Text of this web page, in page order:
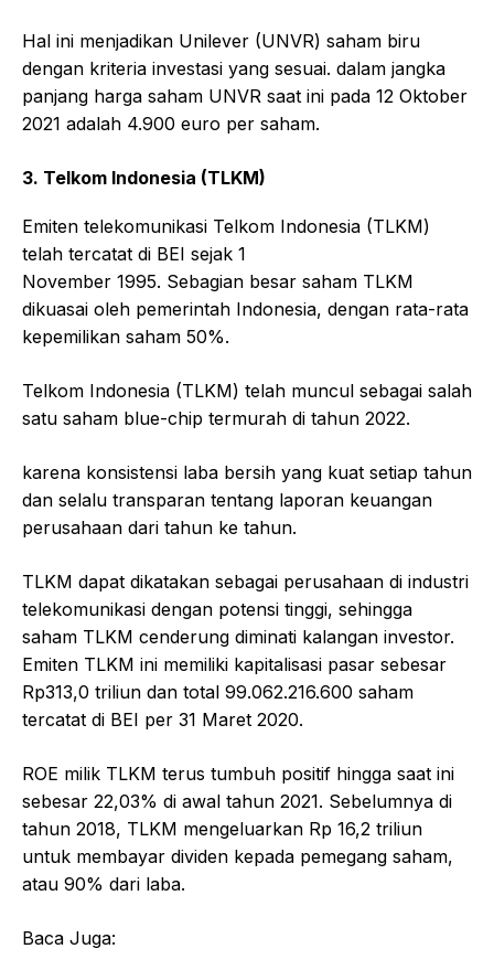
Hal ini menjadikan Unilever (UNVR) saham biru
dengan kriteria investasi yang sesuai. dalam jangka
panjang harga saham UNVR saat ini pada 12 Oktober
2021 adalah 4.900 euro per saham.
3. Telkom Indonesia (TLKM)
Emiten telekomunikasi Telkom Indonesia (TLKM)
telah tercatat di BEI sejak 1
November 1995. Sebagian besar saham TLKM
dikuasai oleh pemerintah Indonesia, dengan rata-rata
kepemilikan saham 50%.
Telkom Indonesia (TLKM) telah muncul sebagai salah
satu saham blue-chip termurah di tahun 2022.
karena konsistensi laba bersih yang kuat setiap tahun
dan selalu transparan tentang laporan keuangan
perusahaan dari tahun ke tahun.
TLKM dapat dikatakan sebagai perusahaan di industri
telekomunikasi dengan potensi tinggi, sehingga
saham TLKM cenderung diminati kalangan investor.
Emiten TLKM ini memiliki kapitalisasi pasar sebesar
Rp313,0 triliun dan total 99.062.216.600 saham
tercatat di BEI per 31 Maret 2020.
ROE milik TLKM terus tumbuh positif hingga saat ini
sebesar 22,03% di awal tahun 2021. Sebelumnya di
tahun 2018, TLKM mengeluarkan Rp 16,2 triliun
untuk membayar dividen kepada pemegang saham,
atau 90% dari laba.
Baca Juga: